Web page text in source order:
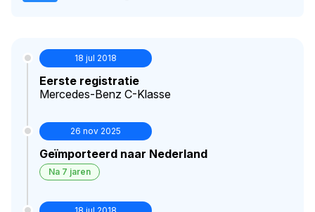
18 jul 2018
Eerste registratie
Mercedes-Benz C-Klasse
26 nov 2025
Geïmporteerd naar Nederland
Na 7 jaren